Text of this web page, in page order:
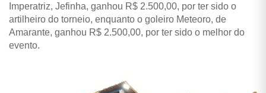
Imperatriz, Jefinha, ganhou R$ 2.500,00, por ter sido o
artilheiro do torneio, enquanto o goleiro Meteoro, de
Amarante, ganhou R$ 2.500,00, por ter sido o melhor do
evento.